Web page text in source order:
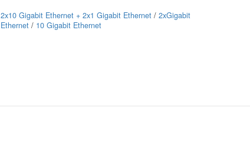
2x10 Gigabit Ethernet + 2x1 Gigabit Ethernet / 2xGigabit
Ethernet / 10 Gigabit Ethernet